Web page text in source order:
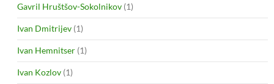
Gavril Hruštšov-Sokolnikov (1)
Ivan Dmitrijev (1)
Ivan Hemnitser (1)
Ivan Kozlov (1)